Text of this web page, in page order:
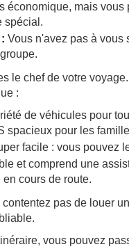
économique, mais
spécial.
Vous n'avez pas à vous
le chef de votre
:
de véhicules pour
spacieux pour les
facile : vous pouvez
et comprend une
cours de route.
pas de louer
vous pouvez